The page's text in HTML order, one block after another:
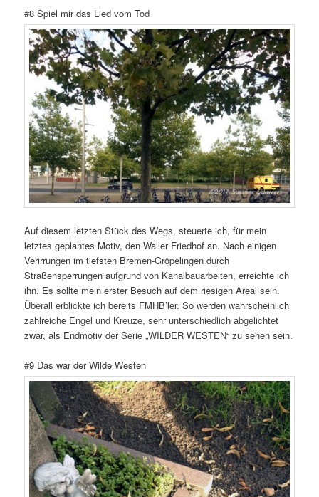
#8 Spiel mir das Lied vom Tod
Auf diesem letzten Stück des Wegs, steuerte ich, für mein
letztes geplantes Motiv, den Waller Friedhof an. Nach einigen
Verirrungen im tiefsten Bremen-Gröpelingen durch
Straßensperrungen aufgrund von Kanalbauarbeiten, erreichte ich
ihn. Es sollte mein erster Besuch auf dem riesigen Areal sein.
Überall erblickte ich bereits FMHB’ler. So werden wahrscheinlich
zahlreiche Engel und Kreuze, sehr unterschiedlich abgelichtet
zwar, als Endmotiv der Serie „WILDER WESTEN“ zu sehen sein.
#9 Das war der Wilde Westen